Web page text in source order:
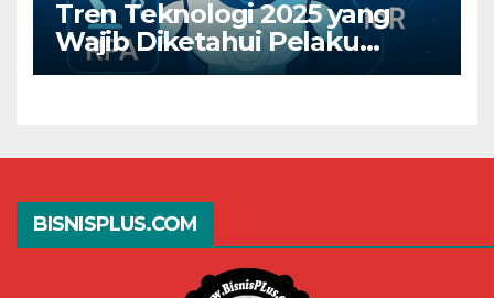
Tren Teknologi 2025 yang
Wajib Diketahui Pelaku
Bisnis Digital
BISNISPLUS.COM